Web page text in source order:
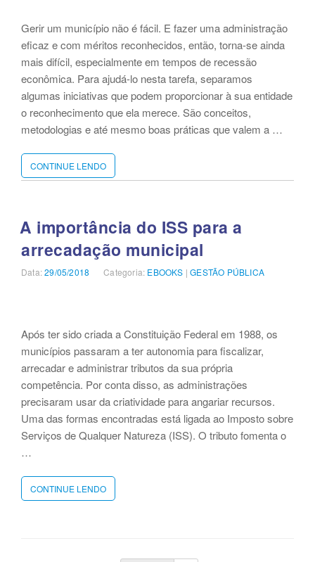
Gerir um município não é fácil. E fazer uma administração
eficaz e com méritos reconhecidos, então, torna-se ainda
mais difícil, especialmente em tempos de recessão
econômica. Para ajudá-lo nesta tarefa, separamos
algumas iniciativas que podem proporcionar à sua entidade
o reconhecimento que ela merece. São conceitos,
metodologias e até mesmo boas práticas que valem a …
CONTINUE LENDO
BOOK:
UMA
GESTÃO
MUNICIPAL
EFICAZ
E
A importância do ISS para a
arrecadação municipal
Data:Publicado
29/05/2018 Categoria: Categorias
EBOOKS |GESTÃO PÚBLICA
Após ter sido criada a Constituição Federal em 1988, os
municípios passaram a ter autonomia para fiscalizar,
arrecadar e administrar tributos da sua própria
competência. Por conta disso, as administrações
precisaram usar da criatividade para angariar recursos.
Uma das formas encontradas está ligada ao Imposto sobre
Serviços de Qualquer Natureza (ISS). O tributo fomenta o
…
CONTINUE LENDO
IMPORTÂNCIA